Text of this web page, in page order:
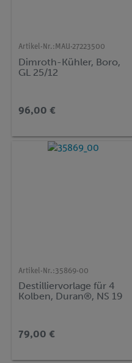
Artikel-Nr.: MAU-27223500
Dimroth-Kühler, Boro,
GL 25/12
96,00 €
Artikel-Nr.:35869-00
Destilliervorlage für 4
Kolben, Duran®, NS 19
79,00 €